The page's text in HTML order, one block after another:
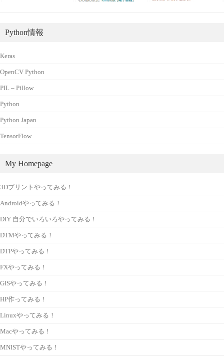
Python情報
Keras
OpenCV Python
PIL – Pillow
Python
Python Japan
TensorFlow
My Homepage
3Dプリントやってみる！
Androidやってみる！
DIY 自分でいろいろやってみる！
DTMやってみる！
DTPやってみる！
FXやってみる！
GISやってみる！
HP作ってみる！
Linuxやってみる！
Macやってみる！
MNISTやってみる！